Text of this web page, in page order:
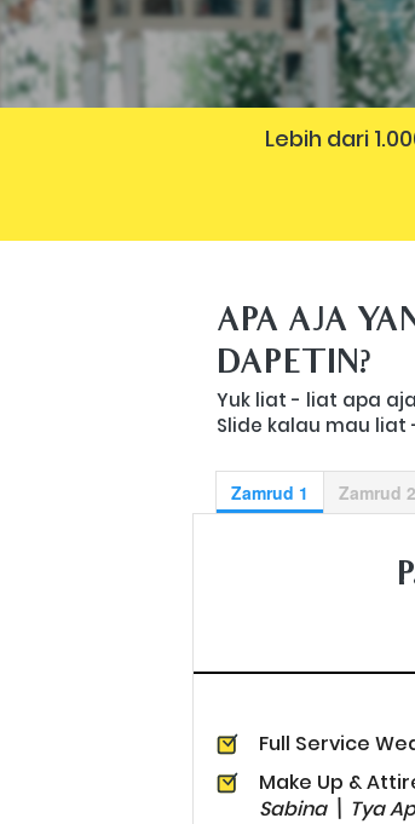
Lebih dari
APA AJA
DAPETIN?
Yuk liat - liat apa
Slide kalau mau
Zamrud 1 Zamrud 2
Full Service
Make Up &
Sabina \ Tya